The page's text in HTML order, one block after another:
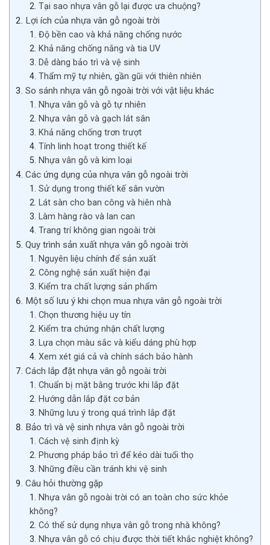
Tại sao nhựa vân gỗ lại được ưa chuộng?
Lợi ích của nhựa vân gỗ ngoài trời
Độ bền cao và khả năng chống nước
Khả năng chống nắng và tia UV
Dễ dàng bảo trì và vệ sinh
Thẩm mỹ tự nhiên, gần gũi với thiên nhiên
So sánh nhựa vân gỗ ngoài trời với vật liệu khác
Nhựa vân gỗ và gỗ tự nhiên
Nhựa vân gỗ và gạch lát sân
Khả năng chống trơn trượt
Tính linh hoạt trong thiết kế
Nhựa vân gỗ và kim loại
Các ứng dụng của nhựa vân gỗ ngoài trời
Sử dụng trong thiết kế sân vườn
Lát sàn cho ban công và hiên nhà
Làm hàng rào và lan can
Trang trí không gian ngoài trời
Quy trình sản xuất nhựa vân gỗ ngoài trời
Nguyên liệu chính để sản xuất
Công nghệ sản xuất hiện đại
Kiểm tra chất lượng sản phẩm
Một số lưu ý khi chọn mua nhựa vân gỗ ngoài trời
Chọn thương hiệu uy tín
Kiểm tra chứng nhận chất lượng
Lựa chọn màu sắc và kiểu dáng phù hợp
Xem xét giá cả và chính sách bảo hành
Cách lắp đặt nhựa vân gỗ ngoài trời
Chuẩn bị mặt bằng trước khi lắp đặt
Hướng dẫn lắp đặt cơ bản
Những lưu ý trong quá trình lắp đặt
Bảo trì và vệ sinh nhựa vân gỗ ngoài trời
Cách vệ sinh định kỳ
Phương pháp bảo trì để kéo dài tuổi thọ
Những điều cần tránh khi vệ sinh
Câu hỏi thường gặp
Nhựa vân gỗ ngoài trời có an toàn cho sức khỏe
không?
Có thể sử dụng nhựa vân gỗ trong nhà không?
Nhựa vân gỗ có chịu được thời tiết khắc nghiệt không?